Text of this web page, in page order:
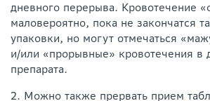
дневного перерыва. Кровотечение
маловероятно, пока не закончатся
упаковки, но могут отмечаться
и/или «прорывные» кровотечения в
препарата.
2. Можно также прервать прием